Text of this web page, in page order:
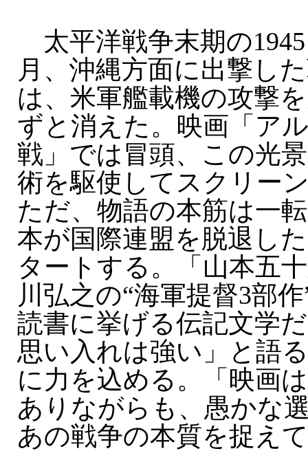
太平洋戦争末期の
月、沖縄方面に出撃し
は、米軍艦載機の攻撃
ずと消えた。映画「ア
戦」では冒頭、この光
術を駆使してスクリー
ただ、物語の本筋は一
本が国際連盟を脱退し
タートする。「山本五
川弘之の“海軍提督3部
読書に挙げる伝記文学
思い入れは強い」と語
に力を込める。「映画
ありながらも、愚かな
あの戦争の本質を捉え